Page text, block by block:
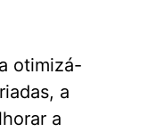
otimizá-
a
a